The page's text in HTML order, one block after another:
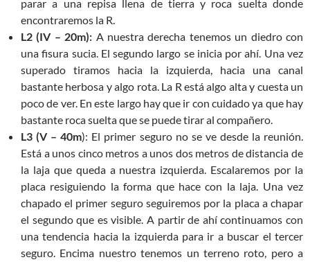
parar a una repisa llena de tierra y roca suelta donde
encontraremos la R.
L2 (IV – 20m): A nuestra derecha tenemos un diedro con
una fisura sucia. El segundo largo se inicia por ahí. Una vez
superado tiramos hacia la izquierda, hacia una canal
bastante herbosa y algo rota. La R está algo alta y cuesta un
poco de ver. En este largo hay que ir con cuidado ya que hay
bastante roca suelta que se puede tirar al compañero.
L3 (V – 40m): El primer seguro no se ve desde la reunión.
Está a unos cinco metros a unos dos metros de distancia de
la laja que queda a nuestra izquierda. Escalaremos por la
placa resiguiendo la forma que hace con la laja. Una vez
chapado el primer seguro seguiremos por la placa a chapar
el segundo que es visible. A partir de ahí continuamos con
una tendencia hacia la izquierda para ir a buscar el tercer
seguro. Encima nuestro tenemos un terreno roto, pero a